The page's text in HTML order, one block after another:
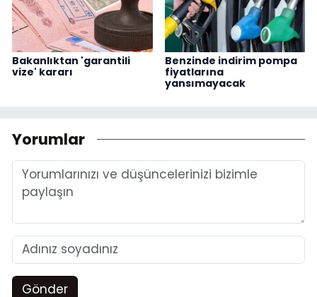
Bakanlıktan 'garantili
vize' kararı
Benzinde indirim pompa
fiyatlarına
yansımayacak
Yorumlar
Gönder